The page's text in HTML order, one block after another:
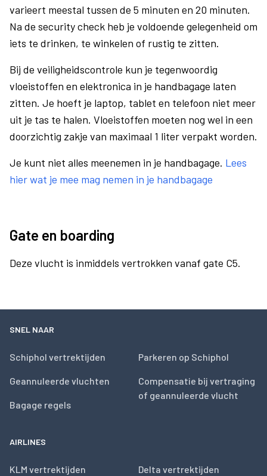
varieert meestal tussen de 5 minuten en 20 minuten.
Na de security check heb je voldoende gelegenheid om
iets te drinken, te winkelen of rustig te zitten.
Bij de veiligheidscontrole kun je tegenwoordig
vloeistoffen en elektronica in je handbagage laten
zitten. Je hoeft je laptop, tablet en telefoon niet meer
uit je tas te halen. Vloeistoffen moeten nog wel in een
doorzichtig zakje van maximaal 1 liter verpakt worden.
Je kunt niet alles meenemen in je handbagage. Lees
hier wat je mee mag nemen in je handbagage
Gate en boarding
Deze vlucht is inmiddels vertrokken vanaf gate C5.
SNEL NAAR
Schiphol vertrektijden
Geannuleerde vluchten
Bagage regels
Parkeren op Schiphol
Compensatie bij vertraging
of geannuleerde vlucht
AIRLINES
KLM vertrektijden Delta vertrektijden